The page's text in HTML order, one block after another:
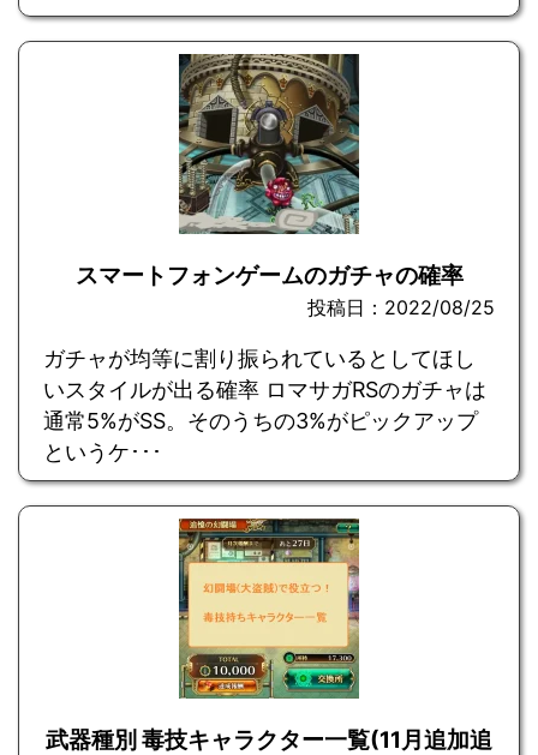
スマートフォンゲームのガチャの確率
投稿日：2022/08/25
ガチャが均等に割り振られているとしてほし
いスタイルが出る確率 ロマサガRSのガチャは
通常5%がSS。そのうちの3%がピックアップ
というケ･･･
武器種別 毒技キャラクター一覧(11月追加追